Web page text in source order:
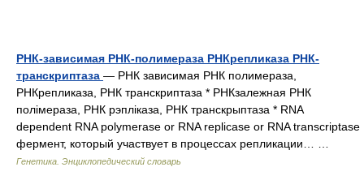
РНК-зависимая РНК-полимераза РНКрепликаза РНК-
транскриптаза — РНК зависимая РНК полимераза,
РНКрепликаза, РНК транскриптаза * РНКзалежная РНК
полімераза, РНК рэпліказа, РНК транскрыптаза * RNA
dependent RNA polymerase or RNA replicase or RNA transcriptase
фермент, который участвует в процессах репликации… …
Генетика. Энциклопедический словарь